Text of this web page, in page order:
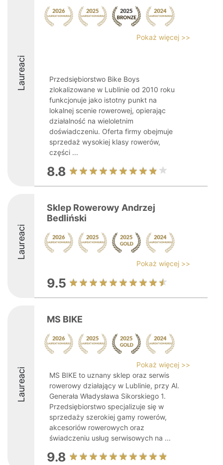
Laureaci
Pokaż więcej >>
Przedsiębiorstwo Bike Boys
zlokalizowane w Lublinie od 2010 roku
funkcjonuje jako istotny punkt na
lokalnej scenie rowerowej, opierając
działalność na wieloletnim
doświadczeniu. Oferta firmy obejmuje
sprzedaż wysokiej klasy rowerów,
części ...
8.8
Laureaci
Sklep Rowerowy Andrzej
Bedliński
Pokaż więcej >>
9.5
Laureaci
MS BIKE
Pokaż więcej >>
MS BIKE to uznany sklep oraz serwis
rowerowy działający w Lublinie, przy Al.
Generała Władysława Sikorskiego 1.
Przedsiębiorstwo specjalizuje się w
sprzedaży szerokiej gamy rowerów,
akcesoriów rowerowych oraz
świadczeniu usług serwisowych na ...
9.8